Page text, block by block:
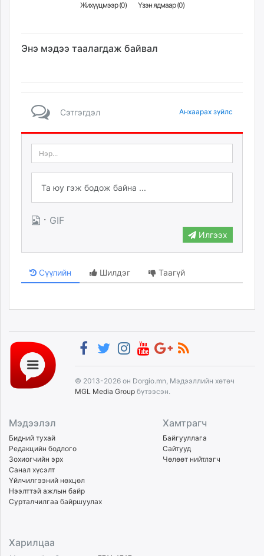
Жихүүцмээр (0) Үзэн ядмаар (0)
Энэ мэдээ таалагдаж байвал
Сэтгэгдэл Анхаарах зүйлс
· GIF
Илгээх
Сүүлийн Шилдэг Таагүй
© 2013-2026 он Dorgio.mn, Мэдээллийн хөтөч
MGL Media Group бүтээсэн.
Мэдээлэл
Бидний тухай
Редакцийн бодлого
Зохиогчийн эрх
Санал хүсэлт
Үйлчилгээний нөхцөл
Нээлттэй ажлын байр
Сурталчилгаа байршуулах
Хамтрагч
Байгууллага
Сайтууд
Чөлөөт нийтлэгч
Харилцаа